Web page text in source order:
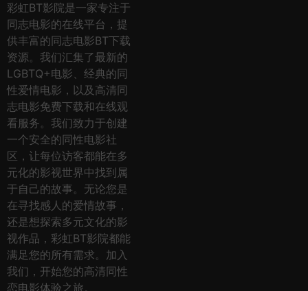
彩虹BT影院是一家专注于
同志电影的在线平台，提
供丰富的同志电影BT下载
资源。我们汇集了最新的
LGBTQ+电影、经典的同
性爱情电影，以及高清同
志电影免费下载和在线观
看服务。我们致力于创建
一个安全的同性电影社
区，让每位访客都能在多
元化的影视世界中找到属
于自己的故事。无论您是
在寻找感人的爱情故事，
还是想探索多元文化的影
视作品，彩虹BT影院都能
满足您的所有需求。加入
我们，开始您的高清同性
恋电影体验之旅。